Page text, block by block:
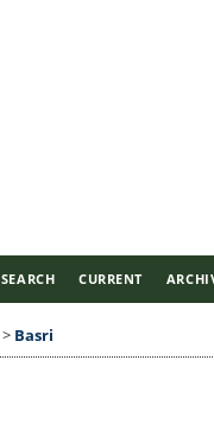
SEARCH CURRENT
> Basri